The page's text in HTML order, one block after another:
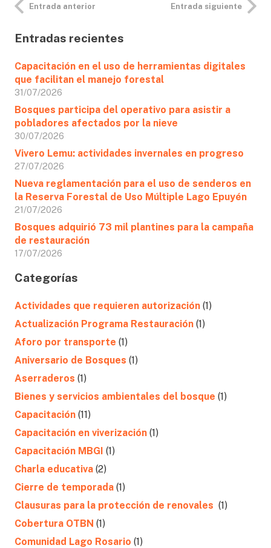
Entrada anterior Entrada siguiente
Entradas recientes
Capacitación en el uso de herramientas digitales
que facilitan el manejo forestal
31/07/2026
Bosques participa del operativo para asistir a
pobladores afectados por la nieve
30/07/2026
Vivero Lemu: actividades invernales en progreso
27/07/2026
Nueva reglamentación para el uso de senderos en
la Reserva Forestal de Uso Múltiple Lago Epuyén
21/07/2026
Bosques adquirió 73 mil plantines para la campaña
de restauración
17/07/2026
Categorías
Actividades que requieren autorización (1)
Actualización Programa Restauración (1)
Aforo por transporte (1)
Aniversario de Bosques (1)
Aserraderos (1)
Bienes y servicios ambientales del bosque (1)
Capacitación (11)
Capacitación en viverización (1)
Capacitación MBGI (1)
Charla educativa (2)
Cierre de temporada (1)
Clausuras para la protección de renovales (1)
Cobertura OTBN (1)
Comunidad Lago Rosario (1)